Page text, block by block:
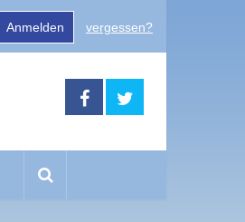
Anmelden vergessen?